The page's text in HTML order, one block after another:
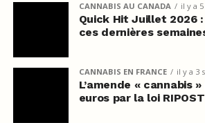
CANNABIS AU CANADA il y a
Quick Hit Juillet 2026 :
ces dernières
CANNABIS EN FRANCE il y a 3
L’amende « cannabis
euros par la loi RIPOST